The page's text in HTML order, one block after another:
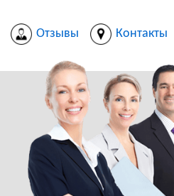
Отзывы Контакты